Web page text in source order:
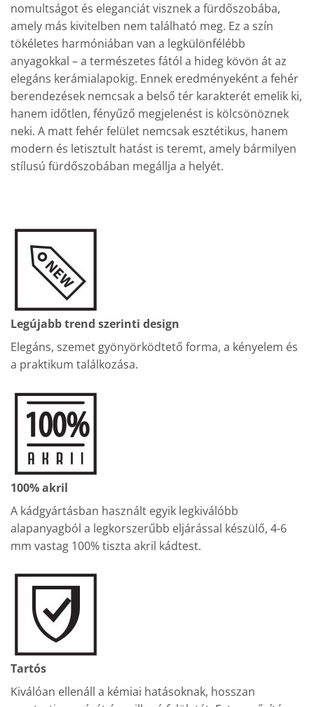
nomultságot és eleganciát visznek a fürdőszobába,
amely más kivitelben nem található meg. Ez a szín
tökéletes harmóniában van a legkülönfélébb
anyagokkal – a természetes fától a hideg kövön át az
elegáns kerámialapokig. Ennek eredményeként a fehér
berendezések nemcsak a belső tér karakterét emelik ki,
hanem időtlen, fényűző megjelenést is kölcsönöznek
neki. A matt fehér felület nemcsak esztétikus, hanem
modern és letisztult hatást is teremt, amely bármilyen
stílusú fürdőszobában megállja a helyét.
Legújabb trend szerinti design
Elegáns, szemet gyönyörködtető forma, a kényelem és
a praktikum találkozása.
100% akril
A kádgyártásban használt egyik legkiválóbb
alapanyagból a legkorszerűbb eljárással készülő, 4-6
mm vastag 100% tiszta akril kádtest.
Tartós
Kiválóan ellenáll a kémiai hatásoknak, hosszan